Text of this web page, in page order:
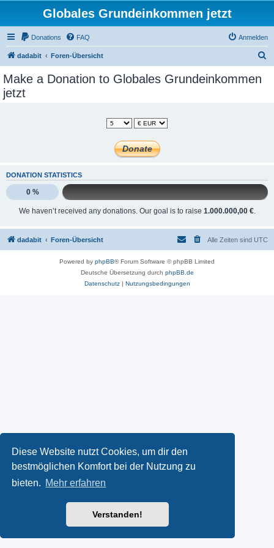
Diese Website nutzt Cookies, um dir den
bestmöglichen Komfort bei der Nutzung zu
bieten. Mehr erfahren
Verstanden!
Globales Grundeinkommen jetzt
Donations FAQ Anmelden
dadabit Foren-Übersicht
Make a Donation to Globales Grundeinkommen
jetzt
DONATION STATISTICS
0 %
We haven’t received any donations. Our goal is to raise 1.000.000,00 €.
dadabit Foren-Übersicht Alle Zeiten sind UTC
Powered by phpBB® Forum Software © phpBB Limited
Deutsche Übersetzung durch phpBB.de
Datenschutz| Nutzungsbedingungen